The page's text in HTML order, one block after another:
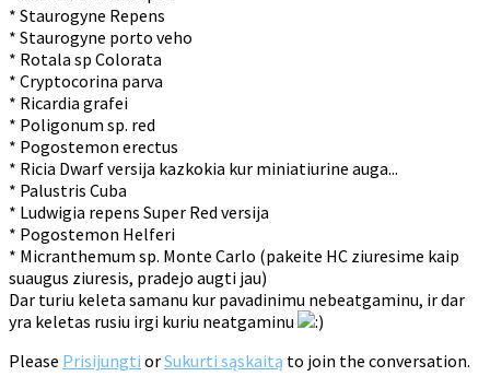
* Staurogyne Repens
* Staurogyne porto veho
* Rotala sp Colorata
* Cryptocorina parva
* Ricardia grafei
* Poligonum sp. red
* Pogostemon erectus
* Ricia Dwarf versija kazkokia kur miniatiurine auga...
* Palustris Cuba
* Ludwigia repens Super Red versija
* Pogostemon Helferi
* Micranthemum sp. Monte Carlo (pakeite HC ziuresime kaip
suaugus ziuresis, pradejo augti jau)
Dar turiu keleta samanu kur pavadinimu nebeatgaminu, ir dar
yra keletas rusiu irgi kuriu neatgaminu
Please Prisijungti orSukurti sąskaitą to join the conversation.